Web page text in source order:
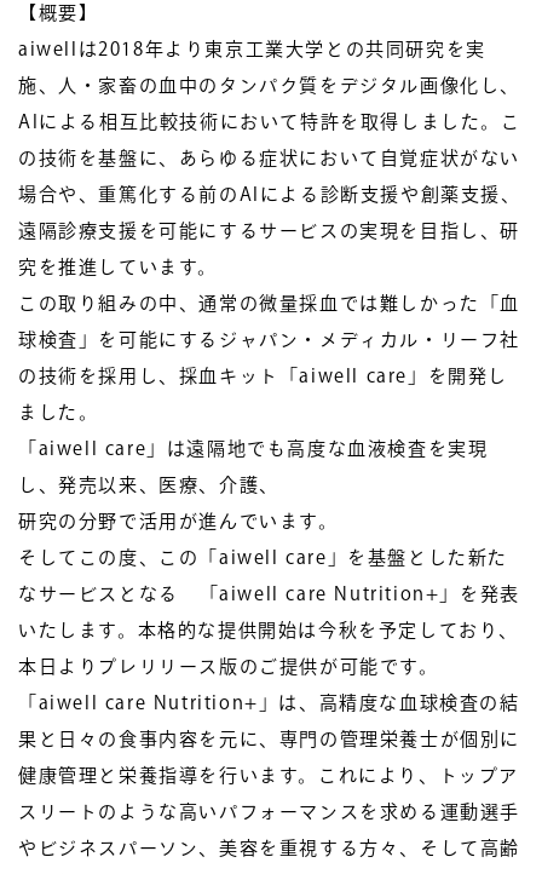
【概要】
aiwellは2018年より東京工業大学との共同研究を実
施、人・家畜の血中のタンパク質をデジタル画像化し、
AIによる相互比較技術において特許を取得しました。こ
の技術を基盤に、あらゆる症状において自覚症状がない
場合や、重篤化する前のAIによる診断支援や創薬支援、
遠隔診療支援を可能にするサービスの実現を目指し、研
究を推進しています。
この取り組みの中、通常の微量採血では難しかった「血
球検査」を可能にするジャパン・メディカル・リーフ社
の技術を採用し、採血キット「aiwell care」を開発し
ました。
「aiwell care」は遠隔地でも高度な血液検査を実現
し、発売以来、医療、介護、
研究の分野で活用が進んでいます。
そしてこの度、この「aiwell care」を基盤とした新た
なサービスとなる 「aiwell care Nutrition+」を発表
いたします。本格的な提供開始は今秋を予定しており、
本日よりプレリリース版のご提供が可能です。
「aiwell care Nutrition+」は、高精度な血球検査の結
果と日々の食事内容を元に、専門の管理栄養士が個別に
健康管理と栄養指導を行います。これにより、トップア
スリートのような高いパフォーマンスを求める運動選手
やビジネスパーソン、美容を重視する方々、そして高齢